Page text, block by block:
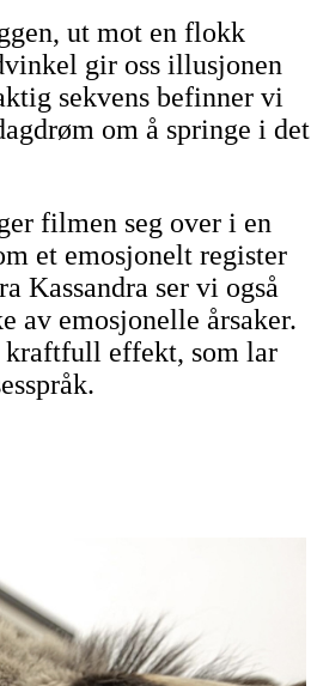
ut mot en flokk
gir oss illusjonen
sekvens befinner vi
om å springe i det
filmen seg over i en
et emosjonelt register
Kassandra ser vi også
emosjonelle årsaker.
kraftfull effekt, som lar